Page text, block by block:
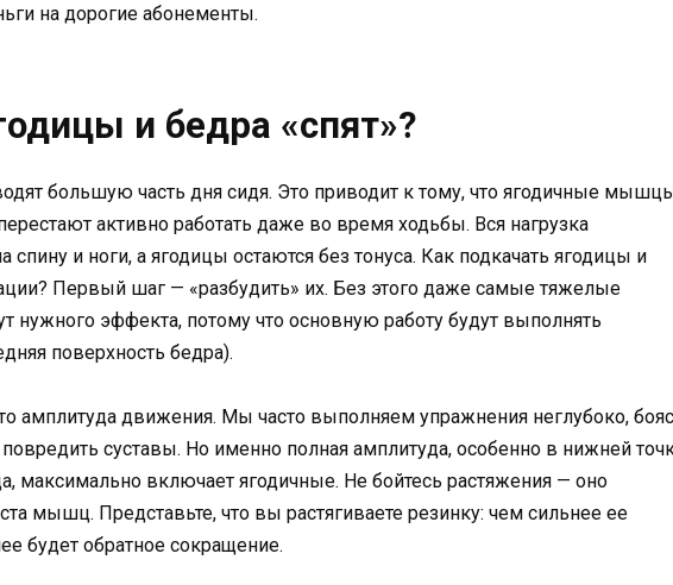
на дорогие абонементы.
и бедра «спят»?
большую часть дня сидя. Это приводит к тому, что ягодичные
активно работать даже во время ходьбы. Вся нагрузка
спину и ноги, а ягодицы остаются без тонуса. Как подкачать ягодицы и
Первый шаг — «разбудить» их. Без этого даже самые тяжелые
нужного эффекта, потому что основную работу будут выполнять
поверхность бедра).
амплитуда движения. Мы часто выполняем упражнения неглубоко,
суставы. Но именно полная амплитуда, особенно в нижней
максимально включает ягодичные. Не бойтесь растяжения — оно
мышц. Представьте, что вы растягиваете резинку: чем сильнее ее
будет обратное сокращение.